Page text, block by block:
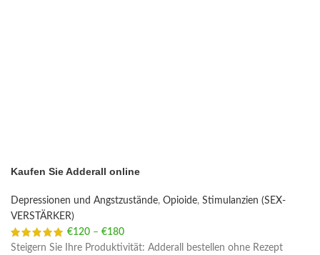
Kaufen Sie Adderall online
Depressionen und Angstzustände, Opioide, Stimulanzien (SEX-
VERSTÄRKER)
€120 – €180
Steigern Sie Ihre Produktivität: Adderall bestellen ohne Rezept